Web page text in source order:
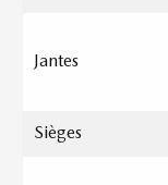
Jantes
Sièges